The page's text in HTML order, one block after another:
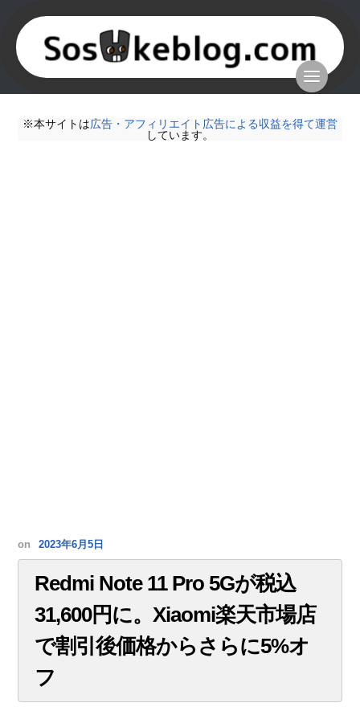
※本サイトは広告・アフィリエイト広告による収益を得て運営
しています。
on 2023年6月5日
Redmi Note 11 Pro 5Gが税込
31,600円に。Xiaomi楽天市場店
で割引後価格からさらに5%オ
フ